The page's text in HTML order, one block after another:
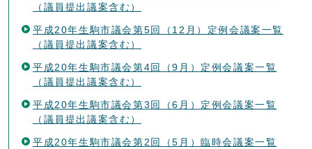
（議員提出議案含む）
平成20年生駒市議会第5回（12月）定例会議案一覧
（議員提出議案含む）
平成20年生駒市議会第4回（9月）定例会議案一覧
（議員提出議案含む）
平成20年生駒市議会第3回（6月）定例会議案一覧
（議員提出議案含む）
平成20年生駒市議会第2回（5月）臨時会議案一覧